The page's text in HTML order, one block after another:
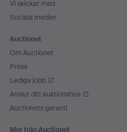
Vi skickar med
Sociala medier
Auctionet
Om Auctionet
Press
Lediga jobb
Anslut ditt auktionshus
Auctionets garanti
Mer från Auctionet